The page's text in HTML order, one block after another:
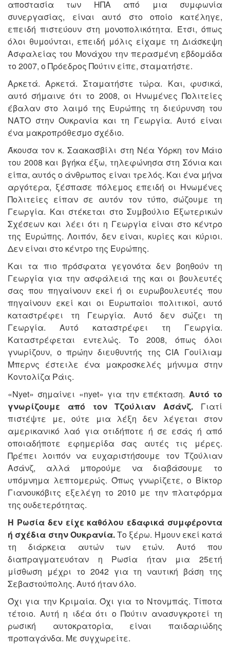
αποστασία των ΗΠΑ από μια συμφωνία
συνεργασίας, είναι αυτό στο οποίο κατέληγε,
επειδή πιστεύουν στη μονοπολικότητα. Έτσι, όπως
όλοι θυμούνται, επειδή μόλις είχαμε τη Διάσκεψη
Ασφαλείας του Μονάχου την περασμένη εβδομάδα
το 2007, ο Πρόεδρος Πούτιν είπε, σταματήστε.
Αρκετά. Αρκετά. Σταματήστε τώρα. Και, φυσικά,
αυτό σήμαινε ότι το 2008, οι Ηνωμένες Πολιτείες
έβαλαν στο λαιμό της Ευρώπης τη διεύρυνση του
ΝΑΤΟ στην Ουκρανία και τη Γεωργία. Αυτό είναι
ένα μακροπρόθεσμο σχέδιο.
Άκουσα τον κ. Σαακασβίλι στη Νέα Υόρκη τον Μάιο
του 2008 και βγήκα έξω, τηλεφώνησα στη Σόνια και
είπα, αυτός ο άνθρωπος είναι τρελός. Και ένα μήνα
αργότερα, ξέσπασε πόλεμος επειδή οι Ηνωμένες
Πολιτείες είπαν σε αυτόν τον τύπο, σώζουμε τη
Γεωργία. Και στέκεται στο Συμβούλιο Εξωτερικών
Σχέσεων και λέει ότι η Γεωργία είναι στο κέντρο
της Ευρώπης. Λοιπόν, δεν είναι, κυρίες και κύριοι.
Δεν είναι στο κέντρο της Ευρώπης.
Και τα πιο πρόσφατα γεγονότα δεν βοηθούν τη
Γεωργία για την ασφάλειά της και οι βουλευτές
σας που πηγαίνουν εκεί ή οι ευρωβουλευτές που
πηγαίνουν εκεί και οι Ευρωπαίοι πολιτικοί, αυτό
καταστρέφει τη Γεωργία. Αυτό δεν σώζει τη
Γεωργία. Αυτό καταστρέφει τη Γεωργία.
Καταστρέφεται εντελώς. Το 2008, όπως όλοι
γνωρίζουν, ο πρώην διευθυντής της CIA Γουίλιαμ
Μπερνς έστειλε ένα μακροσκελές μήνυμα στην
Κοντολίζα Ράις.
«Nyet» σημαίνει «nyet» για την επέκταση. Αυτό το
γνωρίζουμε από τον Τζούλιαν Ασάνζ. Γιατί
πιστέψτε με, ούτε μια λέξη δεν λέγεται στον
αμερικανικό λαό για οτιδήποτε ή σε εσάς ή από
οποιαδήποτε εφημερίδα σας αυτές τις μέρες.
Πρέπει λοιπόν να ευχαριστήσουμε τον Τζούλιαν
Ασάνζ, αλλά μπορούμε να διαβάσουμε το
υπόμνημα λεπτομερώς. Όπως γνωρίζετε, ο Βίκτορ
Γιανουκόβιτς εξελέγη το 2010 με την πλατφόρμα
της ουδετερότητας.
Η Ρωσία δεν είχε καθόλου εδαφικά συμφέροντα
ή σχέδια στην Ουκρανία.Το ξέρω. Ήμουν εκεί κατά
τη διάρκεια αυτών των ετών. Αυτό που
διαπραγματευόταν η Ρωσία ήταν μια 25ετή
μίσθωση μέχρι το 2042 για τη ναυτική βάση της
Σεβαστούπολης. Αυτό ήταν όλο.
Όχι για την Κριμαία. Όχι για το Ντονμπάς. Τίποτα
τέτοιο. Αυτή η ιδέα ότι ο Πούτιν ανασυγκροτεί τη
ρωσική αυτοκρατορία, είναι παιδαριώδης
προπαγάνδα. Με συγχωρείτε.